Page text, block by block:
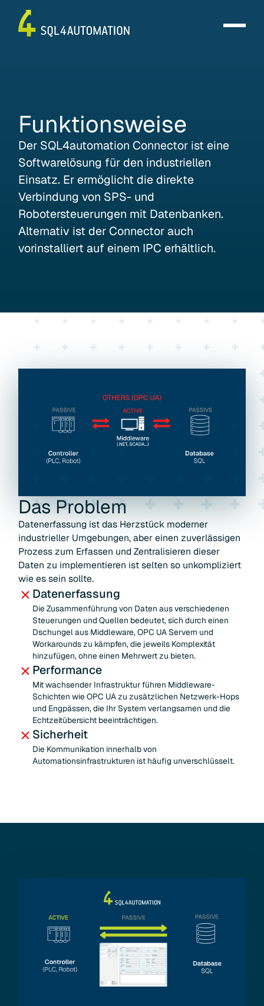
Funktionsweise
Der SQL4automation Connector ist eine
Softwarelösung für den industriellen
Einsatz. Er ermöglicht die direkte
Verbindung von SPS- und
Robotersteuerungen mit Datenbanken.
Alternativ ist der Connector auch
vorinstalliert auf einem IPC erhältlich.
DasProblem
Datenerfassung ist das Herzstück moderner
industrieller Umgebungen, aber einen zuverlässigen
Prozess zum Erfassen und Zentralisieren dieser
Daten zu implementieren ist selten so unkompliziert
wie es sein sollte.
Datenerfassung
Die Zusammenführung von Daten aus verschiedenen
Steuerungen und Quellen bedeutet, sich durch einen
Dschungel aus Middleware, OPC UA Servern und
Workarounds zu kämpfen, die jeweils Komplexität
hinzufügen, ohne einen Mehrwert zu bieten.
Performance
Mit wachsender Infrastruktur führen Middleware-
Schichten wie OPC UA zu zusätzlichen Netzwerk-Hops
und Engpässen, die Ihr System verlangsamen und die
Echtzeitübersicht beeinträchtigen.
Sicherheit
Die Kommunikation innerhalb von
Automationsinfrastrukturen ist häufig unverschlüsselt.